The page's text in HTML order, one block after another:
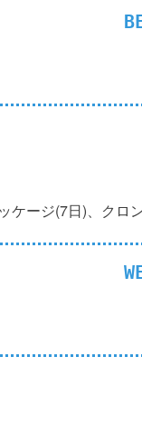
ケージ(7日)、クロ